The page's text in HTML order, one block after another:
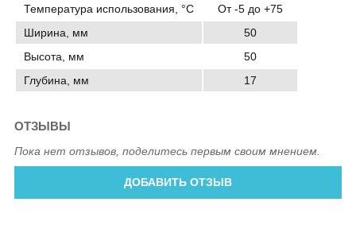
Температура использования, °C
От -5 до +75
Ширина, мм
50
Высота, мм
50
Глубина, мм
17
ОТЗЫВЫ
Пока нет отзывов, поделитесь первым своим мнением.
ДОБАВИТЬ ОТЗЫВ